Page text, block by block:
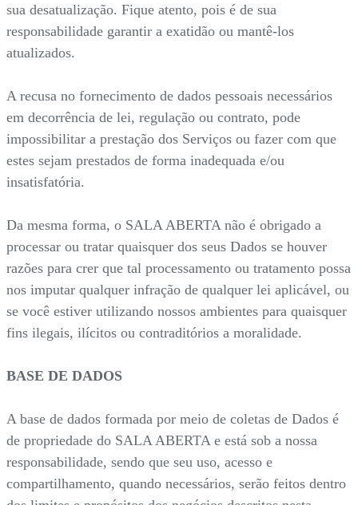
sua desatualização. Fique atento, pois é de sua
responsabilidade garantir a exatidão ou mantê-los
atualizados.
A recusa no fornecimento de dados pessoais necessários
em decorrência de lei, regulação ou contrato, pode
impossibilitar a prestação dos Serviços ou fazer com que
estes sejam prestados de forma inadequada e/ou
insatisfatória.
Da mesma forma, o SALA ABERTA não é obrigado a
processar ou tratar quaisquer dos seus Dados se houver
razões para crer que tal processamento ou tratamento possa
nos imputar qualquer infração de qualquer lei aplicável, ou
se você estiver utilizando nossos ambientes para quaisquer
fins ilegais, ilícitos ou contraditórios a moralidade.
BASE DE DADOS
A base de dados formada por meio de coletas de Dados é
de propriedade do SALA ABERTA e está sob a nossa
responsabilidade, sendo que seu uso, acesso e
compartilhamento, quando necessários, serão feitos dentro